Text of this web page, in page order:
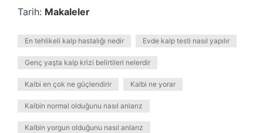
Tarih: Makaleler
En tehlikeli kalp hastalığı nedir Evde kalp testi nasıl yapılır
Genç yaşta kalp krizi belirtileri nelerdir
Kalbi en çok ne güçlendirir Kalbi ne yorar
Kalbin normal olduğunu nasıl anlarız
Kalbin yorgun olduğunu nasıl anlarız